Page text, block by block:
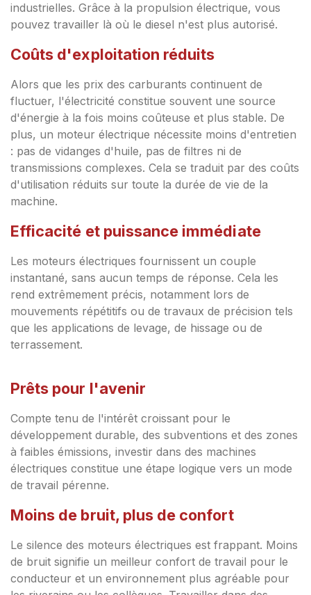
industrielles. Grâce à la propulsion électrique, vous
pouvez travailler là où le diesel n'est plus autorisé.
Coûts d'exploitation réduits
Alors que les prix des carburants continuent de
fluctuer, l'électricité constitue souvent une source
d'énergie à la fois moins coûteuse et plus stable. De
plus, un moteur électrique nécessite moins d'entretien
: pas de vidanges d'huile, pas de filtres ni de
transmissions complexes. Cela se traduit par des coûts
d'utilisation réduits sur toute la durée de vie de la
machine.
Efficacité et puissance immédiate
Les moteurs électriques fournissent un couple
instantané, sans aucun temps de réponse. Cela les
rend extrêmement précis, notamment lors de
mouvements répétitifs ou de travaux de précision tels
que les applications de levage, de hissage ou de
terrassement.
Prêts pour l'avenir
Compte tenu de l'intérêt croissant pour le
développement durable, des subventions et des zones
à faibles émissions, investir dans des machines
électriques constitue une étape logique vers un mode
de travail pérenne.
Moins de bruit, plus de confort
Le silence des moteurs électriques est frappant. Moins
de bruit signifie un meilleur confort de travail pour le
conducteur et un environnement plus agréable pour